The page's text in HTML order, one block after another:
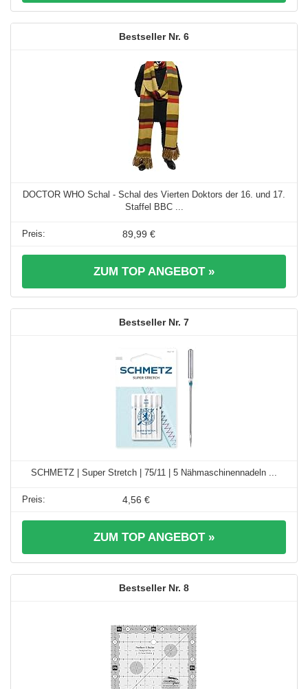
6
DOCTOR WHO Schal - Schal des Vierten Doktors der 16. und 17.
Staffel BBC ...
89,99 €
ZUM TOP ANGEBOT »
7
SCHMETZ | Super Stretch | 75/11 | 5 Nähmaschinennadeln ...
4,56 €
ZUM TOP ANGEBOT »
8